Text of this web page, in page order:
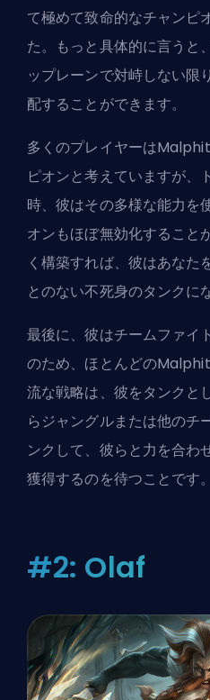
て極めて致命的なチャンピ
た。もっと具体的に言う
ップレーンで対峙しない限
配することができます。
多くのプレイヤーは
ピオンと考えていますが、
時、彼はその多様な能力を
オンもほぼ無効化すること
く構築すれば、彼はあなた
とのない不死身のタンクに
最後に、彼はチームファイ
のため、ほとんどの
流な戦略は、彼をタンクと
らジャングルまたは他のチ
ンクして、彼らと力を合わ
獲得するのを待つことです。
#2: Olaf